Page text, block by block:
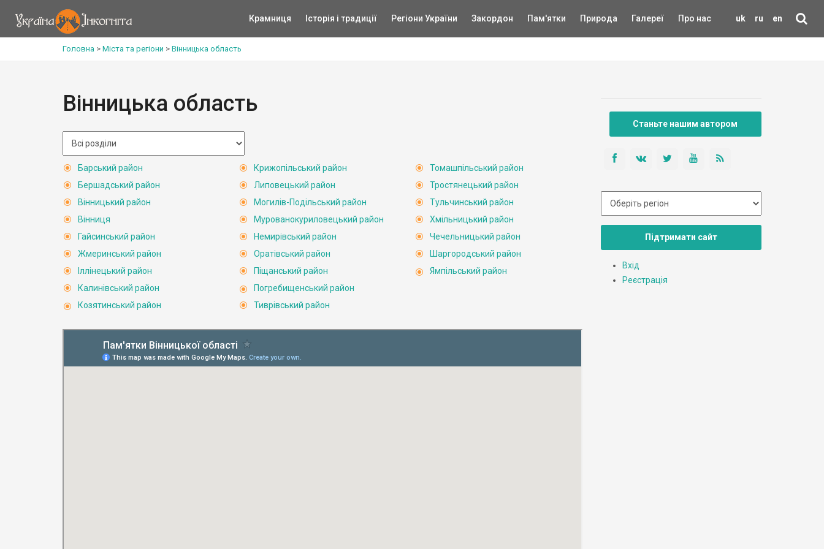
uk ru en
Крамниця Історія і традиції Регіони України Закордон Пам'ятки Природа Галереї Про нас
Головна > Міста та регіони > Вінницька область
Вінницька область
Барський район
Бершадський район
Вінницький район
Вінниця
Гайсинський район
Жмеринський район
Іллінецький район
Калинівський район
Козятинський район
Крижопільський район
Липовецький район
Могилів-Подільський район
Мурованокуриловецький район
Немирівський район
Оратівський район
Піщанський район
Погребищенський район
Тиврівський район
Томашпільський район
Тростянецький район
Тульчинський район
Хмільницький район
Чечельницький район
Шаргородський район
Ямпільський район
Станьте нашим автором
Підтримати сайт
Вхід
Реєстрація